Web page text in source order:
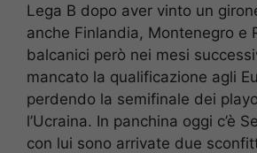
Lega B dopo aver vinto un
anche Finlandia, Montenegro e
balcanici però nei mesi
mancato la qualificazione agli
perdendo la semifinale dei
l’Ucraina. In panchina oggi c’è
con lui sono arrivate due